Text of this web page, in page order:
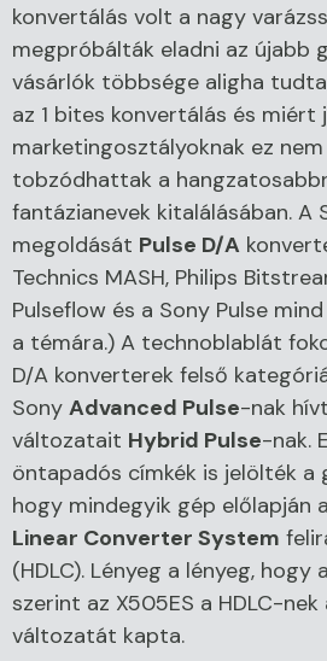
konvertálás volt a nagy
megpróbálták eladni az újabb
vásárlók többsége aligha
az 1 bites konvertálás és miért
marketingosztályoknak ez
tobzódhattak a
fantázianevek kitalálásában. A
megoldását Pulse D/A
Technics MASH, Philips
Pulseflow és a Sony Pulse
a témára.) A technoblablát
D/A konverterek felső
Sony Advanced Pulse-nak
változatait Hybrid Pulse-nak.
öntapadós címkék is jelölték a
hogy mindegyik gép előlapján a
Linear Converter System
(HDLC). Lényeg a lényeg,
szerint az X505ES a HDLC-
változatát kapta.